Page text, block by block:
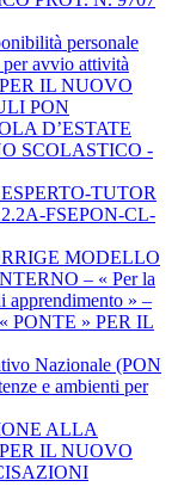
personale
avvio attività
IL NUOVO
PON
D’ESTATE
SCOLASTICO -
TUTOR
FSEPON-CL-
MODELLO
– « Per la
apprendimento » –
PONTE » PER IL
Nazionale (PON
e ambienti per
ALLA
IL NUOVO